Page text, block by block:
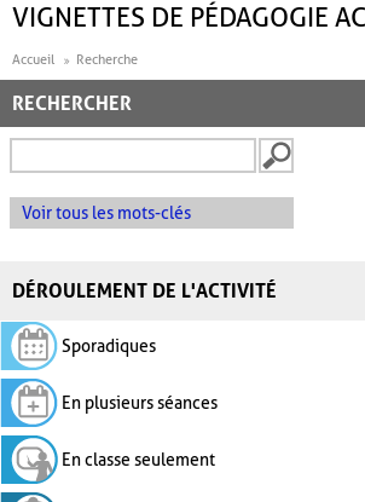
VIGNETTES DE PÉDAGOGIE
Accueil Recherche
RECHERCHER
Voir tous les mots-clés
DÉROULEMENT DE L'ACTIVITÉ
Sporadiques
En plusieurs séances
En classe seulement